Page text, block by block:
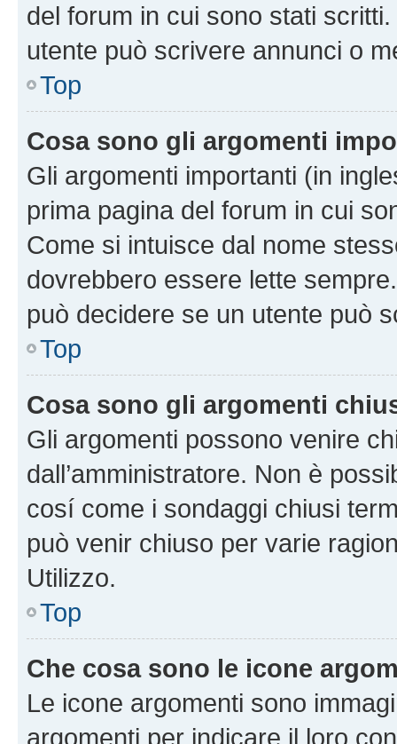
del forum in cui sono stati
utente può scrivere annunci o
Top
Cosa sono gli argomenti
Gli argomenti importanti (in
prima pagina del forum in cui
Come si intuisce dal nome
dovrebbero essere lette
può decidere se un utente può
Top
Cosa sono gli argomenti
Gli argomenti possono venire
dall’amministratore. Non è
cosí come i sondaggi chiusi
può venir chiuso per varie
Utilizzo.
Top
Che cosa sono le icone
Le icone argomenti sono
argomenti per indicare il loro